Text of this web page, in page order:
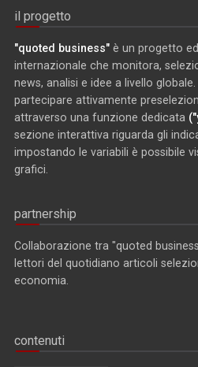
il progetto
"quoted business" è un progetto
internazionale che monitora,
news, analisi e idee a livello
partecipare attivamente
attraverso una funzione dedicata
sezione interattiva riguarda gli
impostando le variabili è possibile
grafici.
partnership
Collaborazione tra "quoted
lettori del quotidiano articoli
economia.
contenuti